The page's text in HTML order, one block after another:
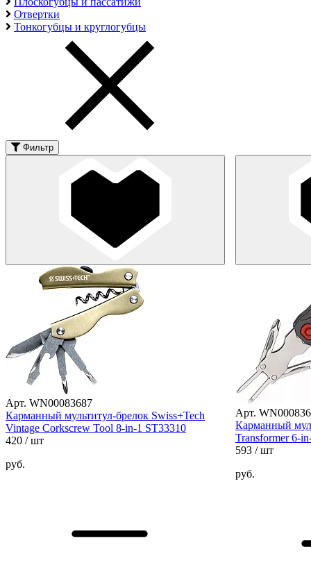
Отвертки
Тонкогубцы и круглогубцы
Фильтр
Арт. WN00083687
Карманный мультитул-брелок Swiss+Tech
Vintage Corkscrew Tool 8-in-1 ST33310
420 / шт
руб.
Арт.
Карманный
Transformer 6-
593 / шт
руб.